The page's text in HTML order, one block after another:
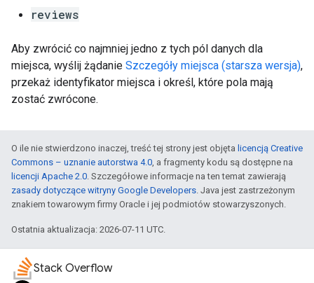
reviews
Aby zwrócić co najmniej jedno z tych pól danych dla
miejsca, wyślij żądanie Szczegóły miejsca (starsza wersja),
przekaż identyfikator miejsca i określ, które pola mają
zostać zwrócone.
O ile nie stwierdzono inaczej, treść tej strony jest objęta licencją Creative
Commons – uznanie autorstwa 4.0, a fragmenty kodu są dostępne na
licencji Apache 2.0. Szczegółowe informacje na ten temat zawierają
zasady dotyczące witryny Google Developers. Java jest zastrzeżonym
znakiem towarowym firmy Oracle i jej podmiotów stowarzyszonych.
Ostatnia aktualizacja: 2026-07-11 UTC.
Stack Overflow